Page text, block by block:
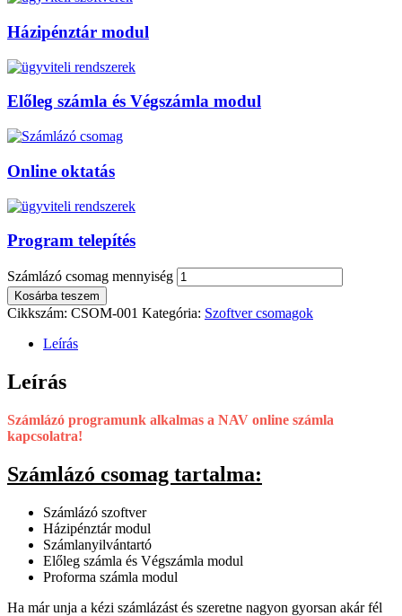
Házipénztár modul
Előleg számla és Végszámla modul
Online oktatás
Program telepítés
Számlázó csomag mennyiség
Kosárba teszem
Cikkszám: CSOM-001 Kategória: Szoftver csomagok
Leírás
Leírás
Számlázó programunk alkalmas a NAV online számla
kapcsolatra!
Számlázó csomag tartalma:
Számlázó szoftver
Házipénztár modul
Számlanyilvántartó
Előleg számla és Végszámla modul
Proforma számla modul
Ha már unja a kézi számlázást és szeretne nagyon gyorsan akár fél